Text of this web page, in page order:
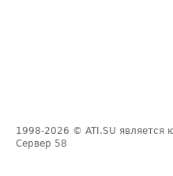
1998-2026 © ATI.SU является
Сервер 58